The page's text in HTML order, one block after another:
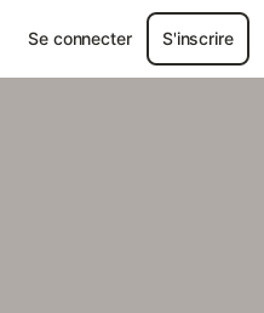
Se connecter S'inscrire